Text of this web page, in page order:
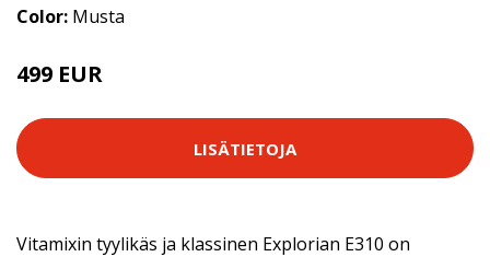
Color: Musta
499 EUR
LISÄTIETOJA
Vitamixin tyylikäs ja klassinen Explorian E310 on